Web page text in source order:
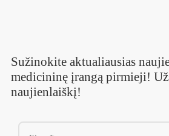
Sužinokite aktualiausias
medicininę įrangą pirmieji!
naujienlaiškį!